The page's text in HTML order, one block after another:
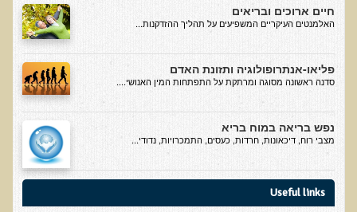
טעויות, שגיאות ומיתוסים בתנועת הרו-פוד
הרצאות מוקלטות באנגלית
Anti-Inflammatory Diet
Top Foods for Optimal Health, Longevity, & Detoxification
The Truth About Proteins
Healthy Living
חיים ארוכים ובריאים
האלמנטים העיקריים המשפיעים על תהליך ההזדקנות...
פליאו-אנתרופולוגיה ותזונת האדם
סדנה ראשונה מסוגה ומרתקת על התפתחות המין האנושי....
נפש בריאה במוח בריא
מצבי רוח, דיכאונות, חרדות, כעסים, התמכרויות, נדודי...
Useful links